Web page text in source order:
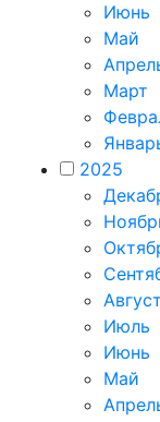
Июнь
Май
Март
2025
Август
Июль
Июнь
Май